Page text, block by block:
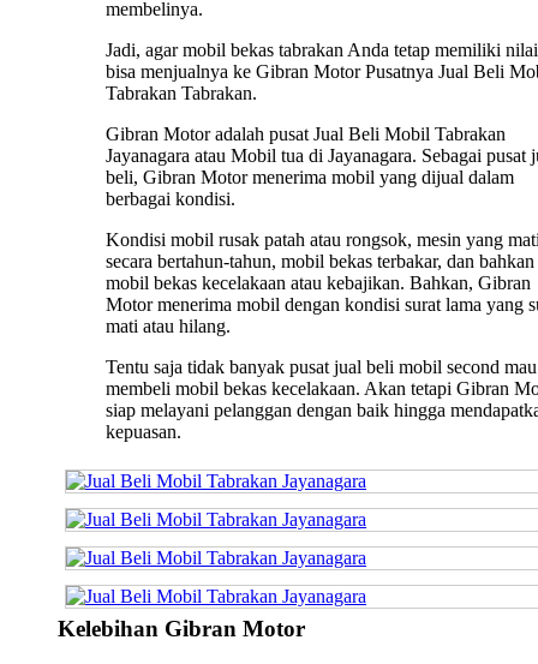
membelinya.
Jadi, agar mobil bekas tabrakan Anda tetap memiliki
bisa menjualnya ke Gibran Motor Pusatnya Jual Beli
Tabrakan Tabrakan.
Gibran Motor adalah pusat Jual Beli Mobil Tabrakan
Jayanagara atau Mobil tua di Jayanagara. Sebagai pusat
beli, Gibran Motor menerima mobil yang dijual dalam
berbagai kondisi.
Kondisi mobil rusak patah atau rongsok, mesin yang
secara bertahun-tahun, mobil bekas terbakar, dan bahkan
mobil bekas kecelakaan atau kebajikan. Bahkan, Gibran
Motor menerima mobil dengan kondisi surat lama yang
mati atau hilang.
Tentu saja tidak banyak pusat jual beli mobil second mau
membeli mobil bekas kecelakaan. Akan tetapi Gibran
siap melayani pelanggan dengan baik hingga
kepuasan.
Kelebihan Gibran Motor